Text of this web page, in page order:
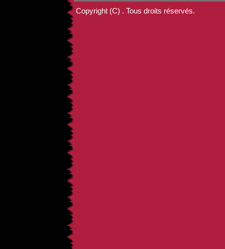
Copyright (C) . Tous droits réservés.